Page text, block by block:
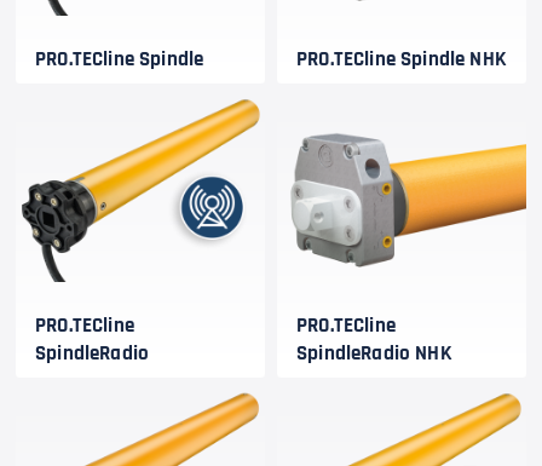
PRO.TECline Spindle PRO.TECline Spindle NHK
PRO.TECline
SpindleRadio
PRO.TECline
SpindleRadio NHK